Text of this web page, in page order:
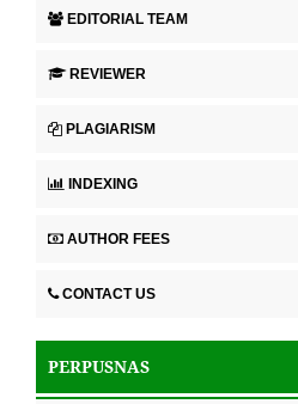
EDITORIAL TEAM
REVIEWER
PLAGIARISM
INDEXING
AUTHOR FEES
CONTACT US
PERPUSNAS